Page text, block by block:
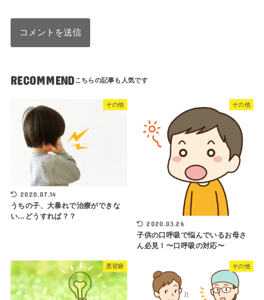
RECOMMEND
その他
2020.07.14
うちの子、大暴れで治療ができな
い…どうすれば？？
その他
2020.03.26
子供の口呼吸で悩んでいるお母さ
ん必見！〜口呼吸の対応〜
悪習癖 その他